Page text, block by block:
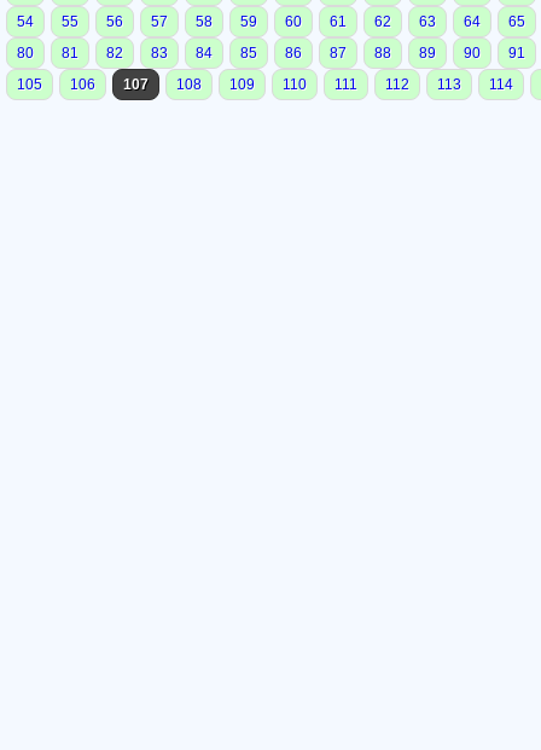
54
55 56 57 58 59 60 61 62 63 64
65
80
81 82 83 84 85 86 87 88 89 90
91
105
106 107 108 109 110 111 112 113 114